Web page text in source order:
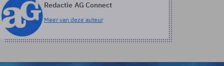
Redactie AG Connect
Meer van deze auteur